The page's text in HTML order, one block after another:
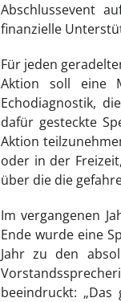
Abschlussevent
finanzielle
Für jeden
Aktion soll eine
Echodiagnostik,
dafür gesteckte
Aktion
oder in der
über die die
Im vergangenen
Ende wurde eine
Jahr zu den
beeindruckt: